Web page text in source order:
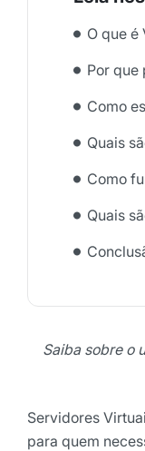
O que é
Por que
Como
Quais
Como
Quais
Saiba sobre o
Servidores
para quem